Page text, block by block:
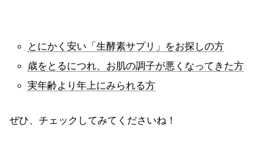
とにかく安い「生酵素サプリ」をお探しの方
歳をとるにつれ、お肌の調子が悪くなってきた方
実年齢より年上にみられる方
ぜひ、チェックしてみてくださいね！